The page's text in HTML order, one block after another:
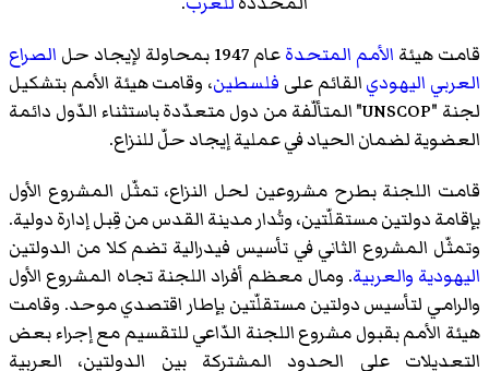
قامت هيئة الأمم المتحدةعام 1947 بمحاولة لإيجاد حل
الصراع
العربي اليهوديالقائم على فلسطين، وقامت هيئة الأمم بتشكيل
لجنة "UNSCOP" المتألّفة من دول متعدّدة باستثناء الدّول دائمة
العضوية لضمان الحياد في عملية إيجاد حلّ للنزاع.
قامت اللجنة بطرح مشروعين لحل النزاع، تمثّل المشروع الأول
بإقامة دولتين مستقلّتين، وتُدار مدينة القدس من قِبل إدارة دولية.
وتمثّل المشروع الثاني في تأسيس فيدرالية تضم كلا من الدولتين
اليهودية والعربية. ومال معظم أفراد اللجنة تجاه المشروع الأول
والرامي لتأسيس دولتين مستقلّتين بإطار اقتصدي موحد. وقامت
هيئة الأمم بقبول مشروع اللجنة الدّاعي للتقسيم مع إجراء بعض
التعديلات على الحدود المشتركة بين الدولتين، العربية